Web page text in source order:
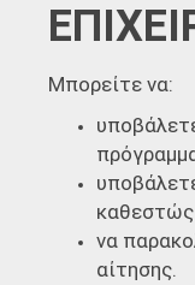
Μπορείτε να:
καθεστώς
να
αίτησης.